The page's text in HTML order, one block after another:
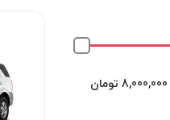
حداقل
حداکثر
8,000,000 تومان